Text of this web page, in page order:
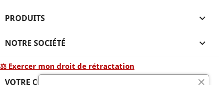
PRODUITS 
NOTRE SOCIÉTÉ 
⚖ Exercer mon droit de rétractation
VOTRE COMPTE 